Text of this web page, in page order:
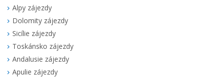
Alpy zájezdy
Dolomity zájezdy
Sicílie zájezdy
Toskánsko zájezdy
Andalusie zájezdy
Apulie zájezdy